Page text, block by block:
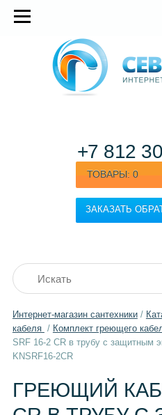
ТОВАРЫ: 0
ЗАКАЗАТЬ
+7 812
Интернет-магазин сантехники/
кабеля / Комплект греющего
SRF 16-2 CR в трубу с защитным
KNSRF16-2CR
ГРЕЮЩИЙ